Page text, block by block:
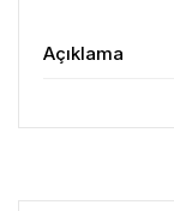
Açıklama